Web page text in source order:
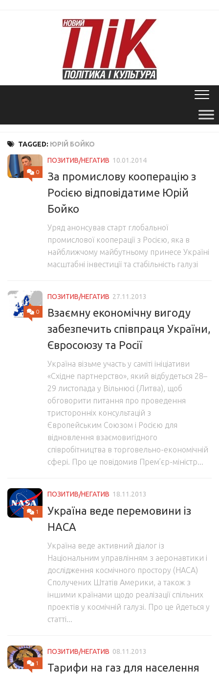
TAGGED: ЮРІЙ БОЙКО
0
ПОЗИТИВ/НЕГАТИВ 10.01.2014
За промислову кооперацію з
Росією відповідатиме Юрій
Бойко
Уряд анонсував старт глобальної
промислової кооперації з Росією, яка в
найближчому майбутньому принесе Україні
масштабні інвестиції та стабільність галузі
0
ПОЗИТИВ/НЕГАТИВ 27.11.2013
Взаємну економічну вигоду
забезпечить співпраця України,
Євросоюзу та Росії
Україна візьме участь у саміті ініціативи
«Східне партнерство», який відбудеться 28–
29 листопада у Вільнюсі (Литва), щоб
обговорити питання про проведення
тристоронніх консультацій з
Європейським Союзом і Росією для
відновлення взаємовигідного
співробітництва в торговельно-економічній
сфері. Про це повідомив Прем’єр-міністр...
1
ПОЗИТИВ/НЕГАТИВ 18.11.2013
Україна веде перемовини із
НАСА
Україна веде активний діалог із
Національним управлінням з аеронавтики і
дослідження космічного простору (НАСА)
Сполучених Штатів Америки, а також з
іншими країнами щодо реалізації спільних
проектів у космічній галузі. Про це йдеться у
статті...
1
ПОЗИТИВ/НЕГАТИВ 08.11.2013
Тарифи на газ для населення